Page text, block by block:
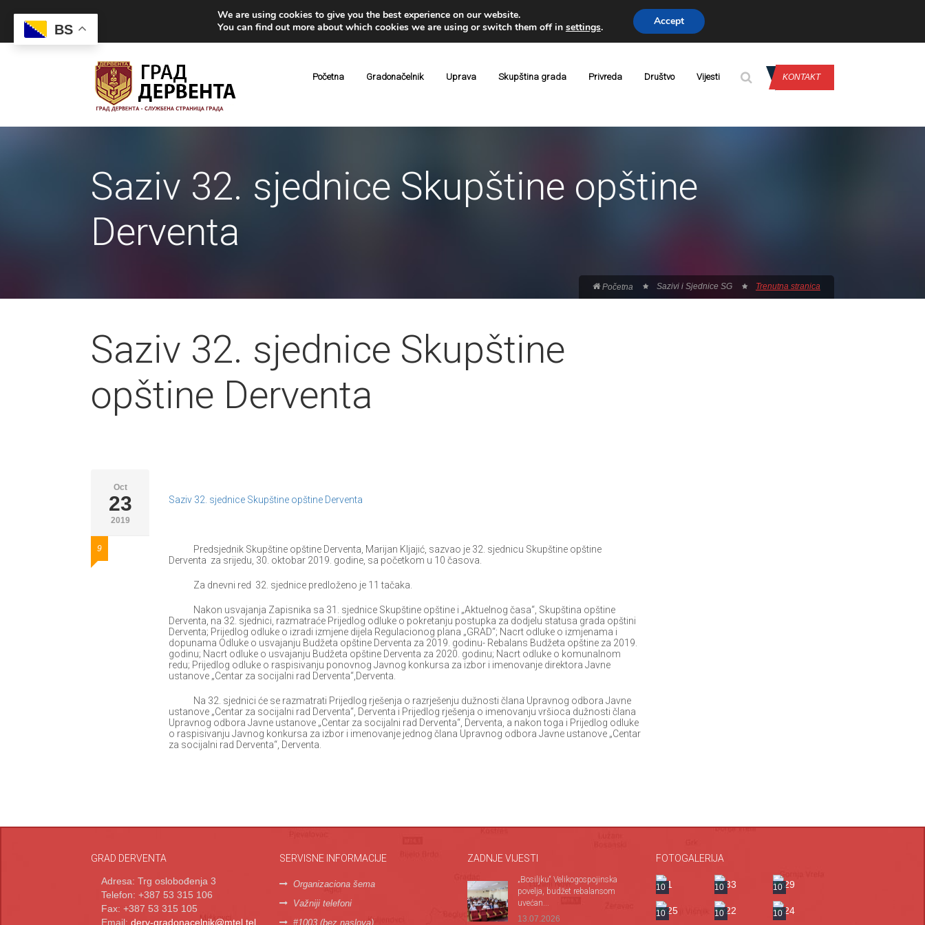
Početna Gradonačelnik Uprava Skupština grada Privreda Društvo Vijesti KONTAKT
Saziv 32. sjednice Skupštine opštine
Derventa
Početna Sazivi i Sjednice SG Trenutna stranica
Saziv 32. sjednice Skupštine
opštine Derventa
Oct
23
2019
9
Saziv 32. sjednice Skupštine opštine Derventa
Predsjednik Skupštine opštine Derventa, Marijan Kljajić, sazvao je 32. sjednicu Skupštine opštine
Derventa za srijedu, 30. oktobar 2019. godine, sa početkom u 10 časova.
Za dnevni red 32. sjednice predloženo je 11 tačaka.
Nakon usvajanja Zapisnika sa 31. sjednice Skupštine opštine i „Aktuelnog časa“, Skupština opštine
Derventa, na 32. sjednici, razmatraće Prijedlog odluke o pokretanju postupka za dodjelu statusa grada opštini
Derventa; Prijedlog odluke o izradi izmjene dijela Regulacionog plana „GRAD“; Nacrt odluke o izmjenama i
dopunama Odluke o usvajanju Budžeta opštine Derventa za 2019. godinu- Rebalans Budžeta opštine za 2019.
godinu; Nacrt odluke o usvajanju Budžeta opštine Derventa za 2020. godinu; Nacrt odluke o komunalnom
redu; Prijedlog odluke o raspisivanju ponovnog Javnog konkursa za izbor i imenovanje direktora Javne
ustanove „Centar za socijalni rad Derventa“,Derventa.
Na 32. sjednici će se razmatrati Prijedlog rješenja o razrješenju dužnosti člana Upravnog odbora Javne
ustanove „Centar za socijalni rad Derventa“, Derventa i Prijedlog rješenja o imenovanju vršioca dužnosti člana
Upravnog odbora Javne ustanove „Centar za socijalni rad Derventa“, Derventa, a nakon toga i Prijedlog odluke
o raspisivanju Javnog konkursa za izbor i imenovanje jednog člana Upravnog odbora Javne ustanove „Centar
za socijalni rad Derventa“, Derventa.
GRAD DERVENTA
Adresa: Trg oslobođenja 3
Telefon: +387 53 315 106
Fax: +387 53 315 105
Email: derv-gradonacelnik@mtel.tel
SERVISNE INFORMACIJE
Organizaciona šema
Važniji telefoni
#1003 (bez naslova)
ZADNJE VIJESTI
„Bosiljku“ Velikogospojinska
povelja, budžet rebalansom
uvećan...
13.07.2026
FOTOGALERIJA
10 10 10
10 10 10
BS
We are using cookies to give you the best experience on our website.
You can find out more about which cookies we are using or switch them off in settings. Accept